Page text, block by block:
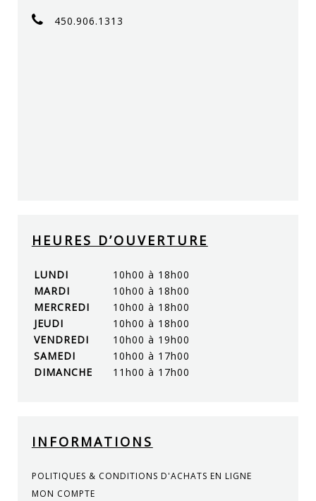
450.906.1313
HEURES D’OUVERTURE
LUNDI
10h00 à 18h00
MARDI
10h00 à 18h00
MERCREDI
10h00 à 18h00
JEUDI
10h00 à 18h00
VENDREDI
10h00 à 19h00
SAMEDI
10h00 à 17h00
DIMANCHE
11h00 à 17h00
INFORMATIONS
POLITIQUES & CONDITIONS D'ACHATS EN LIGNE
MON COMPTE